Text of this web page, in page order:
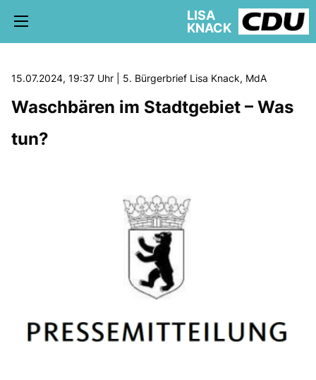
schriftliche Anfragen
AUSSCHÜSSE
LISA
KNACK
15.07.2024, 19:37 Uhr | 5. Bürgerbrief Lisa Knack, MdA
Waschbären im Stadtgebiet – Was
tun?